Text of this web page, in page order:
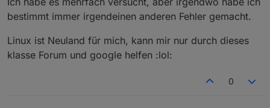
bestimmt immer irgendeinen anderen Fehler gemacht.
Linux ist Neuland für mich, kann mir nur durch dieses
klasse Forum und google helfen :lol:
0